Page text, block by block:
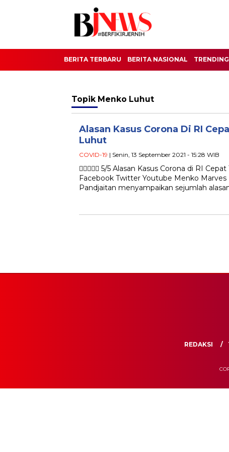
BERITA TERBARU BERITA NASIONAL
Topik Menko Luhut
Alasan Kasus Corona Di RI
Luhut
COVID-19 | Senin, 13 September 2021 - 15:28 WIB
 5/5 Alasan Kasus Corona di RI
Facebook Twitter Youtube Menko Marves
Pandjaitan menyampaikan sejumlah
REDAKSI